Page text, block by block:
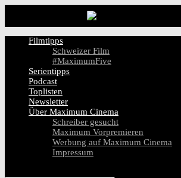
Filmtipps
Schweizer Film
#MaximumFive
Serientipps
Podcast
Toplisten
Newsletter
Über Maximum Cinema
Schreiber gesucht
Maximum Vorpremieren
Werbung auf Maximum Cinema
Impressum